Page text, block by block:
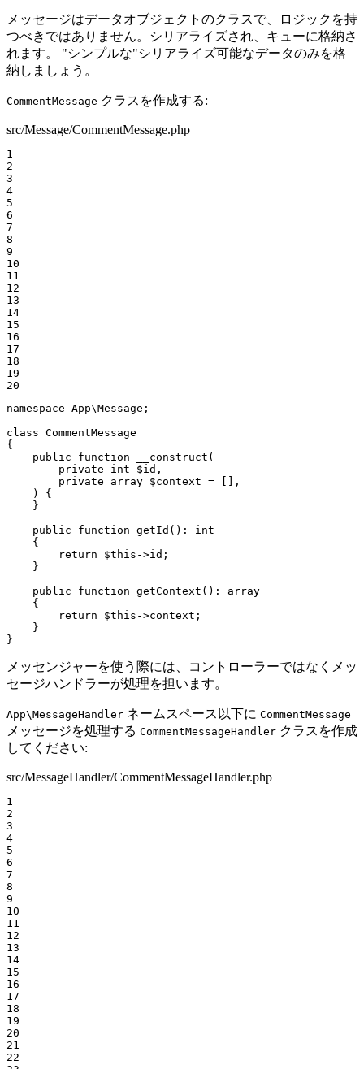
メッセージはデータオブジェクトのクラスで、ロジックを持
つべきではありません。シリアライズされ、キューに格納さ
れます。 "シンプルな"シリアライズ可能なデータのみを格
納しましょう。
CommentMessage クラスを作成する:
src/Message/CommentMessage.php
1
2
3
4
5
6
7
8
9
10
11
12
13
14
15
16
17
18
19
20
namespace App\Message ;
class CommentMessage
{
public
function __construct (
private
int $id ,
private
array $context = [],
    )
{
    }
public
function getId () : int
{
return
$this ->id;
    }
public
function getContext () : array
{
return
$this ->context;
    }
}
メッセンジャーを使う際には、コントローラーではなくメッ
セージハンドラーが処理を担います。
App\MessageHandler ネームスペース以下に CommentMessage
メッセージを処理する CommentMessageHandler クラスを作成
してください:
src/MessageHandler/CommentMessageHandler.php
1
2
3
4
5
6
7
8
9
10
11
12
13
14
15
16
17
18
19
20
21
22